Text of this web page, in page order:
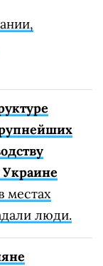
местах
люди.